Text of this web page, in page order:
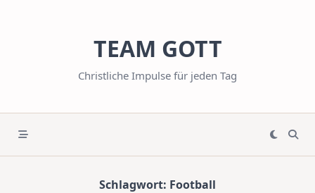
TEAM GOTT
Christliche Impulse für jeden Tag
Schlagwort: Football